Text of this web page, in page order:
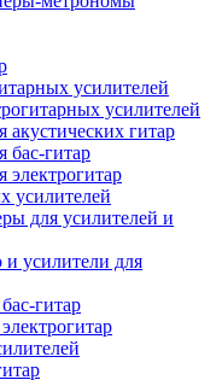
усилителей
усилителей
акустических гитар
бас-гитар
электрогитар
усилителей
для усилителей и
усилители для
гитар